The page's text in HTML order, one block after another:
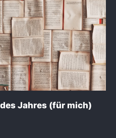
Jahres (für mich)